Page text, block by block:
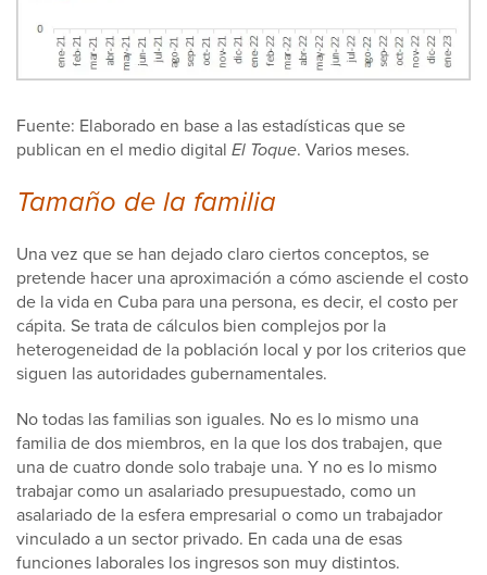
Fuente: Elaborado en base a las estadísticas que se
publican en el medio digital El Toque. Varios meses.
Tamaño de la familia
Una vez que se han dejado claro ciertos conceptos, se
pretende hacer una aproximación a cómo asciende el costo
de la vida en Cuba para una persona, es decir, el costo per
cápita. Se trata de cálculos bien complejos por la
heterogeneidad de la población local y por los criterios que
siguen las autoridades gubernamentales.
No todas las familias son iguales. No es lo mismo una
familia de dos miembros, en la que los dos trabajen, que
una de cuatro donde solo trabaje una. Y no es lo mismo
trabajar como un asalariado presupuestado, como un
asalariado de la esfera empresarial o como un trabajador
vinculado a un sector privado. En cada una de esas
funciones laborales los ingresos son muy distintos.